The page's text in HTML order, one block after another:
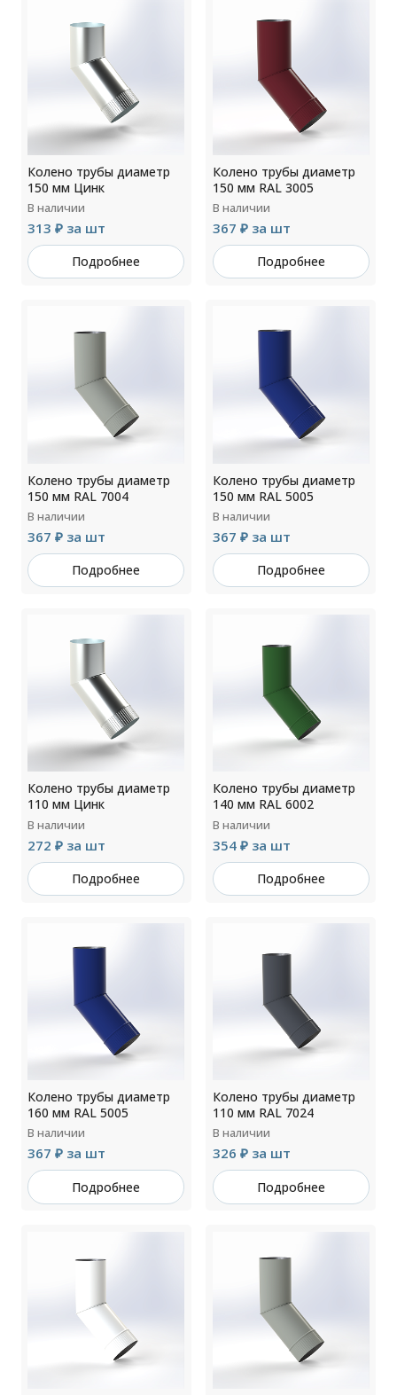
Колено трубы диаметр
150 мм Цинк
В наличии
313 ₽ за шт
Подробнее
Колено трубы диаметр
150 мм RAL 3005
В наличии
367 ₽ за шт
Подробнее
Колено трубы диаметр
150 мм RAL 7004
В наличии
367 ₽ за шт
Подробнее
Колено трубы диаметр
150 мм RAL 5005
В наличии
367 ₽ за шт
Подробнее
Колено трубы диаметр
110 мм Цинк
В наличии
272 ₽ за шт
Подробнее
Колено трубы диаметр
140 мм RAL 6002
В наличии
354 ₽ за шт
Подробнее
Колено трубы диаметр
160 мм RAL 5005
В наличии
367 ₽ за шт
Подробнее
Колено трубы диаметр
110 мм RAL 7024
В наличии
326 ₽ за шт
Подробнее